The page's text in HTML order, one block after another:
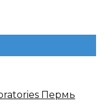
Пермь